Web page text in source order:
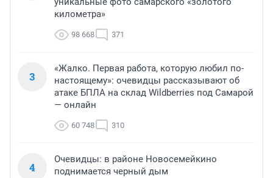
километра»
98 668 371
3
«Жалко. Первая работа, которую любил по-
настоящему»: очевидцы рассказывают об
атаке БПЛА на склад Wildberries под Самарой
— онлайн
60 748 310
4
Очевидцы: в районе Новосемейкино
поднимается черный дым